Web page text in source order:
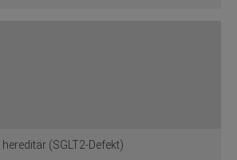
(SGLT2-Defekt)